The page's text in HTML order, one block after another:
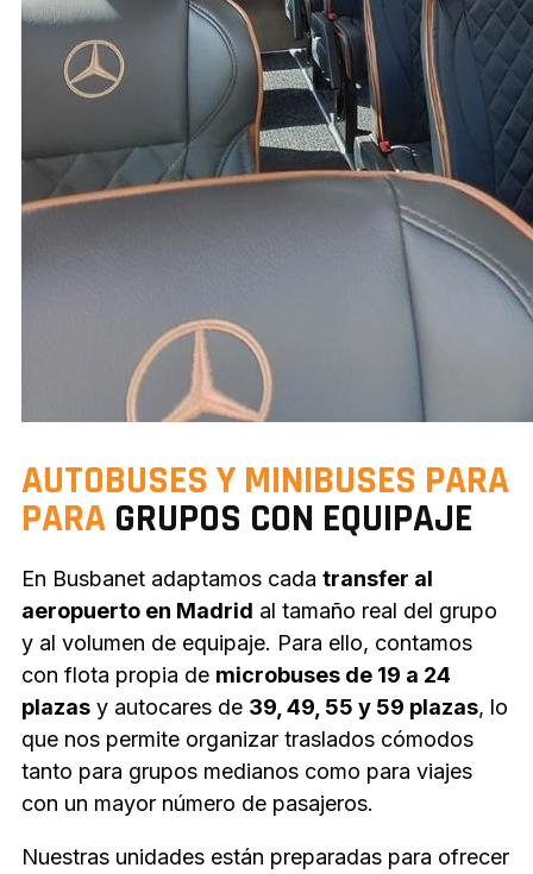
AUTOBUSES Y MINIBUSES PARA
PARA GRUPOS CON EQUIPAJE
En Busbanet adaptamos cada transfer al
aeropuerto en Madrid al tamaño real del grupo
y al volumen de equipaje. Para ello, contamos
con flota propia de microbuses de 19 a 24
plazas y autocares de 39, 49, 55 y 59 plazas, lo
que nos permite organizar traslados cómodos
tanto para grupos medianos como para viajes
con un mayor número de pasajeros.
Nuestras unidades están preparadas para ofrecer